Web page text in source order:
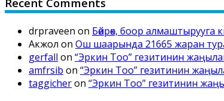
drpraveen on Бөйрөк, боор
Акжол on Ош шаарында 21665 жаран
gerfall on “Эркин Тоо” гезитинин
amfrsib on “Эркин Тоо” гезитинин
taggicheron “Эркин Тоо” гезитинин